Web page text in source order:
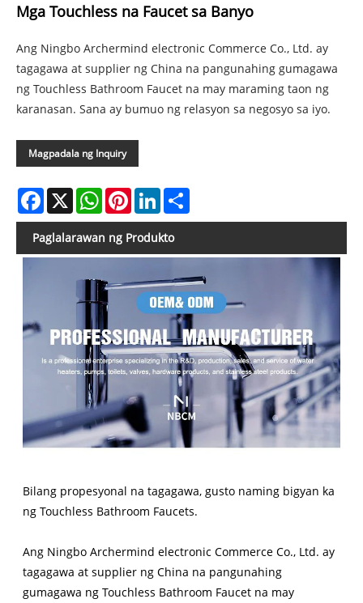
Mga Touchless na Faucet sa Banyo
Ang Ningbo Archermind electronic Commerce Co., Ltd. ay
tagagawa at supplier ng China na pangunahing gumagawa
ng Touchless Bathroom Faucet na may maraming taon ng
karanasan. Sana ay bumuo ng relasyon sa negosyo sa iyo.
Magpadala ng Inquiry
Facebook
X WhatsAppPinterestLinkedIn
Paglalarawan ng Produkto
Bilang propesyonal na tagagawa, gusto naming bigyan ka
ng Touchless Bathroom Faucets.
Ang Ningbo Archermind electronic Commerce Co., Ltd. ay
tagagawa at supplier ng China na pangunahing
gumagawa ng Touchless Bathroom Faucet na may